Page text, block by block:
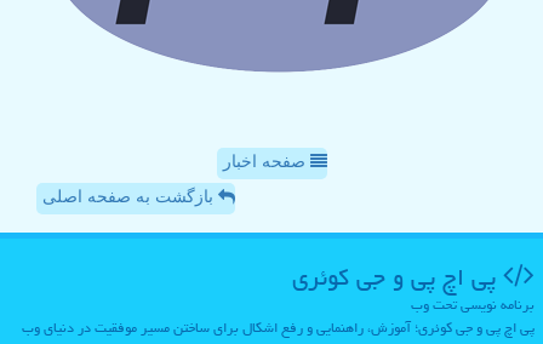
صفحه اخبار
بازگشت به صفحه اصلی
پی اچ پی و جی كوئری
برنامه نویسی تحت وب
پی اچ پی و جی کوئری؛ آموزش، راهنمایی و رفع اشکال برای ساختن مسیر موفقیت در دنیای وب